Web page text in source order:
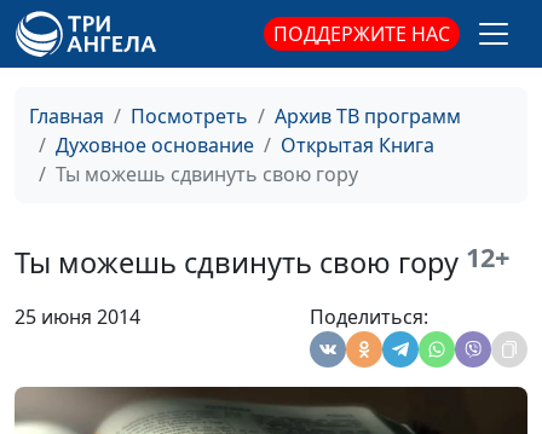
ПОДДЕРЖИТЕ НАС
Главная Посмотреть
Архив ТВ программ
Духовное основание
Открытая Книга
Ты можешь сдвинуть свою гору
Ты можешь сдвинуть свою гору 12+
25 июня 2014 Поделиться:
священнослужитель
О чем наши мечты?
Виталий Синикоп,
Анвар Гиндуллин,
священнослужитель
Люди высокого Духа
Виталий Синикоп,
Воскресение и Жизнь
Анвар Гиндуллин,
священнослужитель
Исполнение вашего
предназначения
Анвар Гиндуллин,